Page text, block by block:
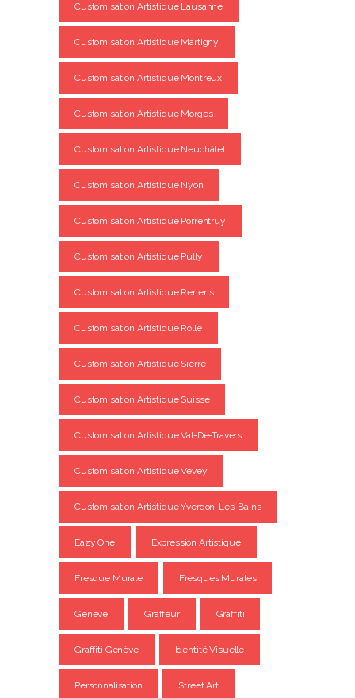
Customisation Artistique Lausanne
Customisation Artistique Martigny
Customisation Artistique Montreux
Customisation Artistique Morges
Customisation Artistique Neuchâtel
Customisation Artistique Nyon
Customisation Artistique Porrentruy
Customisation Artistique Pully
Customisation Artistique Renens
Customisation Artistique Rolle
Customisation Artistique Sierre
Customisation Artistique Suisse
Customisation Artistique Val-De-Travers
Customisation Artistique Vevey
Customisation Artistique Yverdon-Les-Bains
Eazy One Expression Artistique
Fresque Murale Fresques Murales
Genève Graffeur Graffiti
Graffiti Genève Identité Visuelle
Personnalisation Street Art